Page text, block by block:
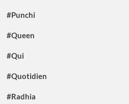
#Punchi
#Queen
#Qui
#Quotidien
#Radhia